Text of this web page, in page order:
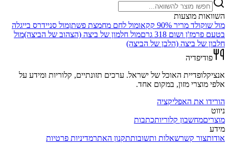
השוואות מוצעות
מול שוקולד מריר 90% קקאו מול לחם מחמצת פשתןמול סניידרס בייגלה
בטעם פרמז'ן ושום 318 גרם
מול חלמון של ביצה (הצהוב של הביצה)מול
חלבון של ביצה (הלבן של הביצה)
פודיפדיה
אנציקלופדיית האוכל של ישראל. ערכים תזונתיים, קלוריות ומידע על
אלפי מוצרי מזון, במקום אחד.
הורידו את האפליקציה
ניווט
מוצריםמחשבון קלוריותכתבות
מידע
אודותצור קשרשאלות ותשובותתקנון האתרמדיניות פרטיות